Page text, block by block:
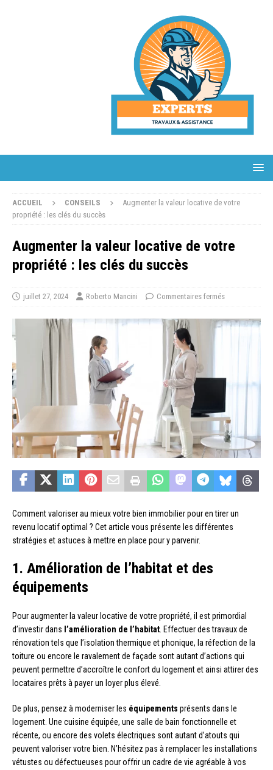
ACCUEIL CONSEILS
Augmenter la valeur locative de votre
propriété : les clés du succès
Augmenter la valeur locative de votre
propriété : les clés du succès
juillet 27, 2024 Roberto Mancini Commentaires fermés
Comment valoriser au mieux votre bien immobilier pour en tirer un
revenu locatif optimal ? Cet article vous présente les différentes
stratégies et astuces à mettre en place pour y parvenir.
1. Amélioration de l’habitat et des
équipements
Pour augmenter la valeur locative de votre propriété, il est primordial
d’investir dans l’amélioration de l’habitat . Effectuer des travaux de
rénovation tels que l’isolation thermique et phonique, la réfection de la
toiture ou encore le ravalement de façade sont autant d’actions qui
peuvent permettre d’accroître le confort du logement et ainsi attirer des
locataires prêts à payer un loyer plus élevé.
De plus, pensez à moderniser les équipements présents dans le
logement. Une cuisine équipée, une salle de bain fonctionnelle et
récente, ou encore des volets électriques sont autant d’atouts qui
peuvent valoriser votre bien. N’hésitez pas à remplacer les installations
vétustes ou défectueuses pour offrir un cadre de vie agréable à vos